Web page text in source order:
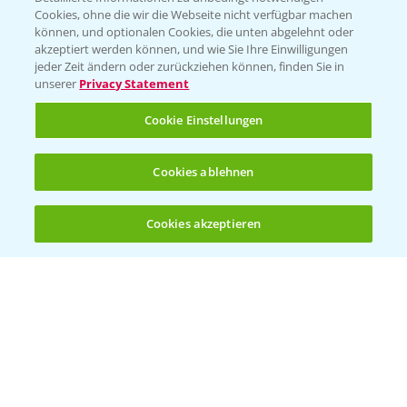
(noch 4)
KONTAKT
Hilfe in Notfällen
T.+49 (0)214/30-20220
Folgen Sie uns
Cookies, ohne die wir die Webseite nicht verfügbar machen
können, und optionalen Cookies, die unten abgelehnt oder
akzeptiert werden können, und wie Sie Ihre Einwilligungen
jeder Zeit ändern oder zurückziehen können, finden Sie in
unserer Privacy Statement
Cookie Einstellungen
Cookies ablehnen
Cookies akzeptieren